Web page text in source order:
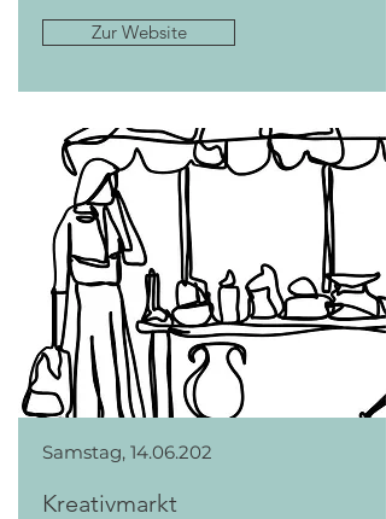
Zur Website
Samstag, 14.06.202
Kreativmarkt